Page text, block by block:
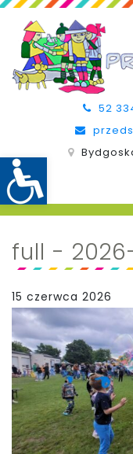
52
full -
15 czerwca 2026